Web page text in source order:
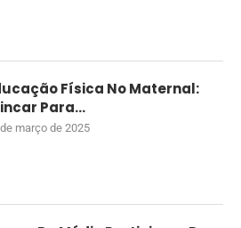
Física No Maternal:
Para...
março de 2025